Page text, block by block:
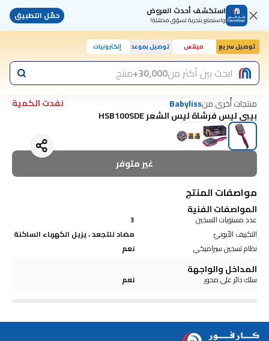
استكشف أحدث العروض
واستمتع بتجربة تسوّق مذهلة! حمّل التطبيق
توصيل سريع مينتس توصيل بموعد إلكترونيات
ابحث بين أكثر من30,000+ منتج
منتجات أُخرى منBabyliss
نفدت الكمية
بيبي ليس فرشاة ليس الشعر HSB100SDE
غير متوفر
مواصفات المنتج
المواصفات الفنية
عدد مستويات التسخين
3
التكييف الأيونيّ
مضاد للتجعد ، يزيل الكهرباء الساكنة
نظام تسخين سيراميكي
نعم
المداخل والواجهة
سلك دائر على محور نعم